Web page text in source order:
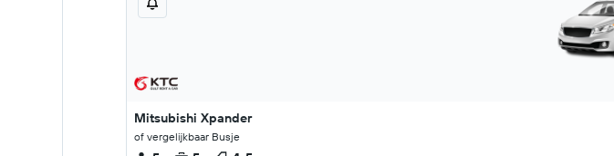
Mitsubishi Xpander
of vergelijkbaar Busje